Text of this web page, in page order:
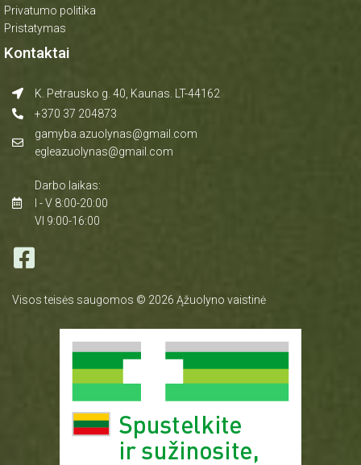
Privatumo politika
Pristatymas
Kontaktai
K. Petrausko g. 40, Kaunas. LT-44162
+370 37 204873
gamyba.azuolynas@gmail.com
egleazuolynas@gmail.com
Darbo laikas:
I - V 8:00-20:00
VI 9:00-16:00
Visos teisės saugomos © 2026 Ąžuolyno vaistinė